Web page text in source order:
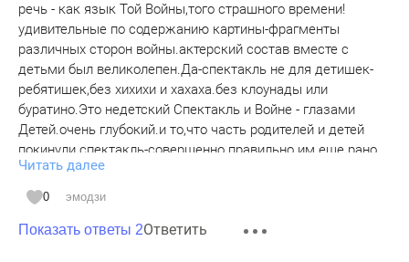
речь - как язык Той Войны,того страшного времени!
удивительные по содержанию картины-фрагменты
различных сторон войны.актерский состав вместе с
детьми был великолепен.Да-спектакль не для детишек-
ребятишек,без хихихи и хахаха.без клоунады или
буратино.Это недетский Спектакль и Войне - глазами
Детей.очень глубокий.и то,что часть родителей и детей
покинули спектакль-совершенно правильно.им еще рано
было воспринимать такую Вещь.это больше для взрослой
аудитории,ветеранов,и тех детей,которым за 16...
Технические неполадки были в начале с титрами и в
Читать далее
0 эмодзи
Показать ответы 2Ответить